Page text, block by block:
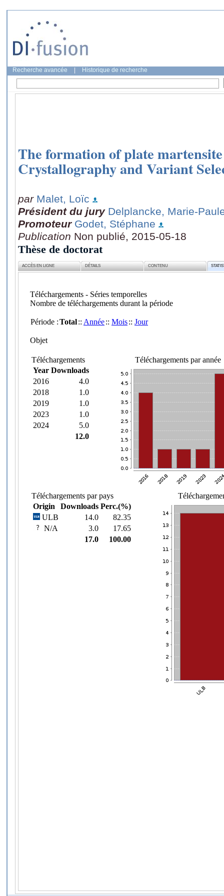
Recherche avancée Historique de recherche
The formation of plate
Crystallography and Variant
par Malet, Loïc
Président du jury Delplancke, Marie-
Promoteur Godet, Stéphane
Publication Non publié, 2015-05-18
Thèse de doctorat
ACCÈS EN LIGNE DÉTAILS CONTENU